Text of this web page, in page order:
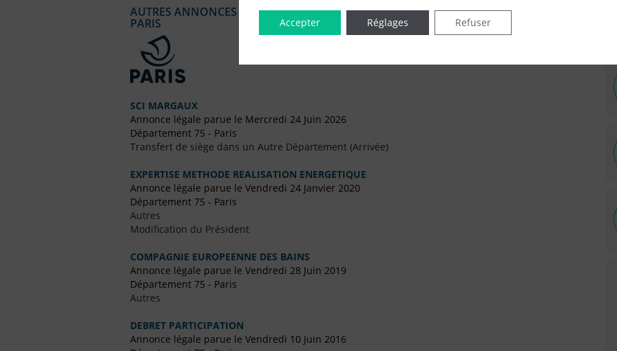
AUTRES ANNONCES LÉGALES PUBLIÉES EN LIGNE DANS LE DÉPARTEMENT DU 75 -
PARIS
SCI MARGAUX
Annonce légale parue le Mercredi 24 Juin 2026
Département 75 - Paris
Transfert de siège dans un Autre Département (Arrivée)
EXPERTISE METHODE REALISATION ENERGETIQUE
Annonce légale parue le Vendredi 24 Janvier 2020
Département 75 - Paris
Autres
Modification du Président
COMPAGNIE EUROPEENNE DES BAINS
Annonce légale parue le Vendredi 28 Juin 2019
Département 75 - Paris
Autres
DEBRET PARTICIPATION
Annonce légale parue le Vendredi 10 Juin 2016
Accepter Refuser
Réglages